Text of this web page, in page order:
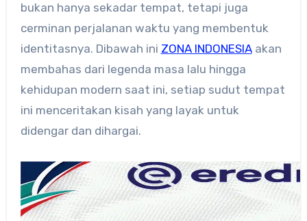
bukan hanya sekadar tempat, tetapi juga
cerminan perjalanan waktu yang membentuk
identitasnya. Dibawah ini ZONA INDONESIAakan
membahas dari legenda masa lalu hingga
kehidupan modern saat ini, setiap sudut tempat
ini menceritakan kisah yang layak untuk
didengar dan dihargai.